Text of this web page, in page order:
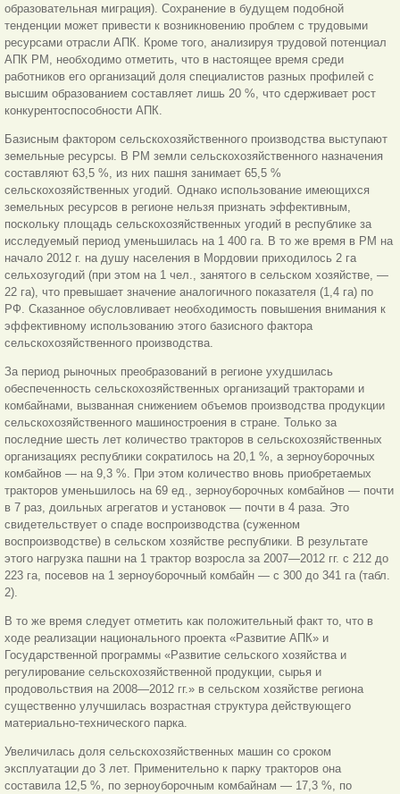
образовательная миграция). Сохранение в будущем подобной
тенденции может привести к возникновению проблем с трудовыми
ресурсами отрасли АПК. Кроме того, анализируя трудовой потенциал
АПК РМ, необходимо отметить, что в настоящее время среди
работников его организаций доля специалистов разных профилей с
высшим образованием составляет лишь 20 %, что сдерживает рост
конкурентоспособности АПК.
Базисным фактором сельскохозяйственного производства выступают
земельные ресурсы. В РМ земли сельскохозяйственного назначения
составляют 63,5 %, из них пашня занимает 65,5 %
сельскохозяйственных угодий. Однако использование имеющихся
земельных ресурсов в регионе нельзя признать эффективным,
поскольку площадь сельскохозяйственных угодий в республике за
исследуемый период уменьшилась на 1 400 га. В то же время в РМ на
начало 2012 г. на душу населения в Мордовии приходилось 2 га
сельхозугодий (при этом на 1 чел., занятого в сельском хозяйстве, —
22 га), что превышает значение аналогичного показателя (1,4 га) по
РФ. Сказанное обусловливает необходимость повышения внимания к
эффективному использованию этого базисного фактора
сельскохозяйственного производства.
За период рыночных преобразований в регионе ухудшилась
обеспеченность сельскохозяйственных организаций тракторами и
комбайнами, вызванная снижением объемов производства продукции
сельскохозяйственного машиностроения в стране. Только за
последние шесть лет количество тракторов в сельскохозяйственных
организациях республики сократилось на 20,1 %, а зерноуборочных
комбайнов — на 9,3 %. При этом количество вновь приобретаемых
тракторов уменьшилось на 69 ед., зерноуборочных комбайнов — почти
в 7 раз, доильных агрегатов и установок — почти в 4 раза. Это
свидетельствует о спаде воспроизводства (суженном
воспроизводстве) в сельском хозяйстве республики. В результате
этого нагрузка пашни на 1 трактор возросла за 2007—2012 гг. с 212 до
223 га, посевов на 1 зерноуборочный комбайн — с 300 до 341 га (табл.
2).
В то же время следует отметить как положительный факт то, что в
ходе реализации национального проекта «Развитие АПК» и
Государственной программы «Развитие сельского хозяйства и
регулирование сельскохозяйственной продукции, сырья и
продовольствия на 2008—2012 гг.» в сельском хозяйстве региона
существенно улучшилась возрастная структура действующего
материально-технического парка.
Увеличилась доля сельскохозяйственных машин со сроком
эксплуатации до 3 лет. Применительно к парку тракторов она
составила 12,5 %, по зерноуборочным комбайнам — 17,3 %, по